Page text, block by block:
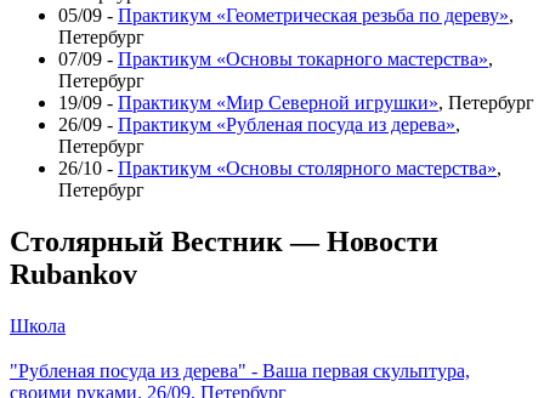
05/09 - Практикум «Геометрическая резьба по дереву»,
Петербург
07/09 - Практикум «Основы токарного мастерства»,
Петербург
19/09 - Практикум «Мир Северной игрушки», Петербург
26/09 - Практикум «Рубленая посуда из дерева»,
Петербург
26/10 - Практикум «Основы столярного мастерства»,
Петербург
Столярный Вестник — Новости
Rubankov
Школа
"Рубленая посуда из дерева" - Ваша первая скульптура,
своими руками. 26/09, Петербург